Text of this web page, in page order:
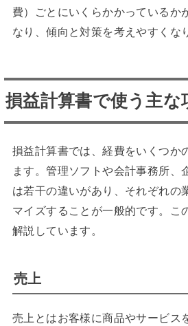
費）ごとにいくらかかっているか
なり、傾向と対策を考えやすくな
損益計算書で使う主な
損益計算書では、経費をいくつか
ます。管理ソフトや会計事務所、
は若干の違いがあり、それぞれの
マイズすることが一般的です。こ
解説しています。
売上
売上とはお客様に商品やサービス